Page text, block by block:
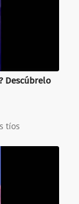
Descúbrelo
tíos